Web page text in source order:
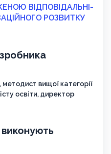
ВІД­ПО­ВІД­АЛЬ­НІ­
РОЗВИТКУ
вищої категорії
освіти, директор